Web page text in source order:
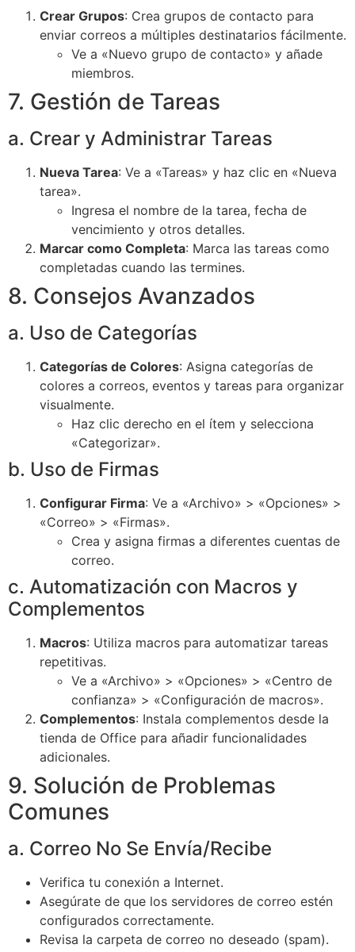
Crear Grupos: Crea grupos de contacto para
enviar correos a múltiples destinatarios fácilmente.
Ve a «Nuevo grupo de contacto» y añade
miembros.
7. Gestión de Tareas
a. Crear y Administrar Tareas
Nueva Tarea: Ve a «Tareas» y haz clic en «Nueva
tarea».
Ingresa el nombre de la tarea, fecha de
vencimiento y otros detalles.
Marcar como Completa: Marca las tareas como
completadas cuando las termines.
8. Consejos Avanzados
a. Uso de Categorías
Categorías de Colores: Asigna categorías de
colores a correos, eventos y tareas para organizar
visualmente.
Haz clic derecho en el ítem y selecciona
«Categorizar».
b. Uso de Firmas
Configurar Firma: Ve a «Archivo» > «Opciones» >
«Correo» > «Firmas».
Crea y asigna firmas a diferentes cuentas de
correo.
c. Automatización con Macros y
Complementos
Macros: Utiliza macros para automatizar tareas
repetitivas.
Ve a «Archivo» > «Opciones» > «Centro de
confianza» > «Configuración de macros».
Complementos: Instala complementos desde la
tienda de Office para añadir funcionalidades
adicionales.
9. Solución de Problemas
Comunes
a. Correo No Se Envía/Recibe
Verifica tu conexión a Internet.
Asegúrate de que los servidores de correo estén
configurados correctamente.
Revisa la carpeta de correo no deseado (spam).